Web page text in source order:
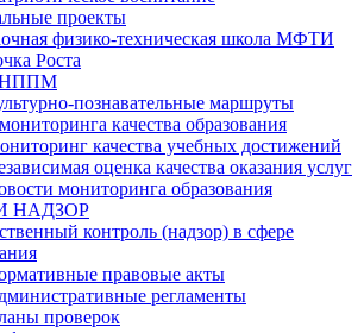
проекты
физико-техническая школа МФТИ
Роста
познавательные маршруты
качества образования
качества учебных достижений
оценка качества оказания услуг
мониторинга образования
НАДЗОР
контроль (надзор) в сфере
правовые акты
регламенты
проверок